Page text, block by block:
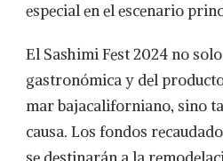
especial en el escenario
El Sashimi Fest 2024 no
gastronómica y del
mar bajacaliforniano, sino
causa. Los fondos